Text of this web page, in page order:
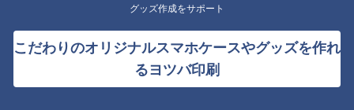
グッズ作成をサポート
こだわりのオリジナルスマホケースやグッズを作れ
るヨツバ印刷